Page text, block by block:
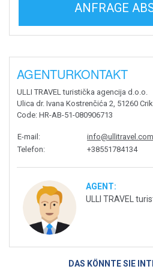
ANFRAGE
AGENTURKONTAKT
ULLI TRAVEL turistička agencija d.o.o.
Ulica dr. Ivana Kostrenčića 2, 51260
Code: HR-AB-51-080906713
E-mail :
info@ullitravel.com
Telefon: +38551784134
AGENT:
ULLI TRAVEL
DAS KÖNNTE SIE